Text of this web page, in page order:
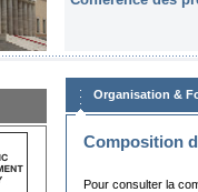
Organisation &
Composition
Pour consulter la